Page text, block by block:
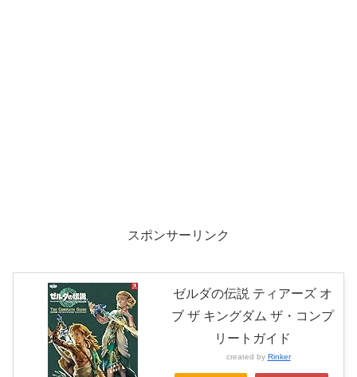
スポンサーリンク
ゼルダの伝説 ティアーズ オ
ブ ザ キングダム ザ・コンプ
リートガイド
created by Rinker